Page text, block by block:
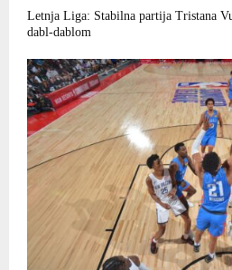
Letnja Liga: Stabilna partija Tristana
dabl-dablom